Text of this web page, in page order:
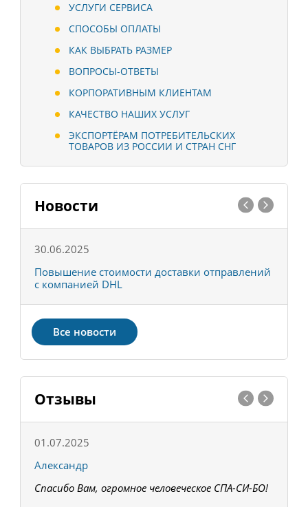
УСЛУГИ СЕРВИСА
СПОСОБЫ ОПЛАТЫ
КАК ВЫБРАТЬ РАЗМЕР
ВОПРОСЫ-ОТВЕТЫ
КОРПОРАТИВНЫМ КЛИЕНТАМ
КАЧЕСТВО НАШИХ УСЛУГ
ЭКСПОРТЁРАМ ПОТРЕБИТЕЛЬСКИХ
ТОВАРОВ ИЗ РОССИИ И СТРАН СНГ
Новости
30.06.2025
Повышение стоимости доставки отправлений
с компанией DHL
Все новости
Отзывы
01.07.2025
Александр
Спасибо Вам, огромное человеческое СПА-СИ-БО!